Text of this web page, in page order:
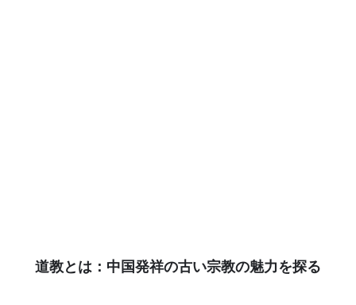
道教とは：中国発祥の古い宗教の魅力を探る